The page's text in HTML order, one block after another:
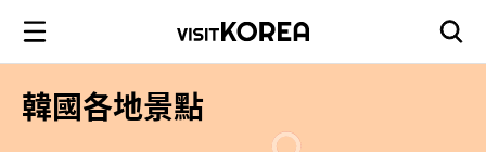
韓國各地景點